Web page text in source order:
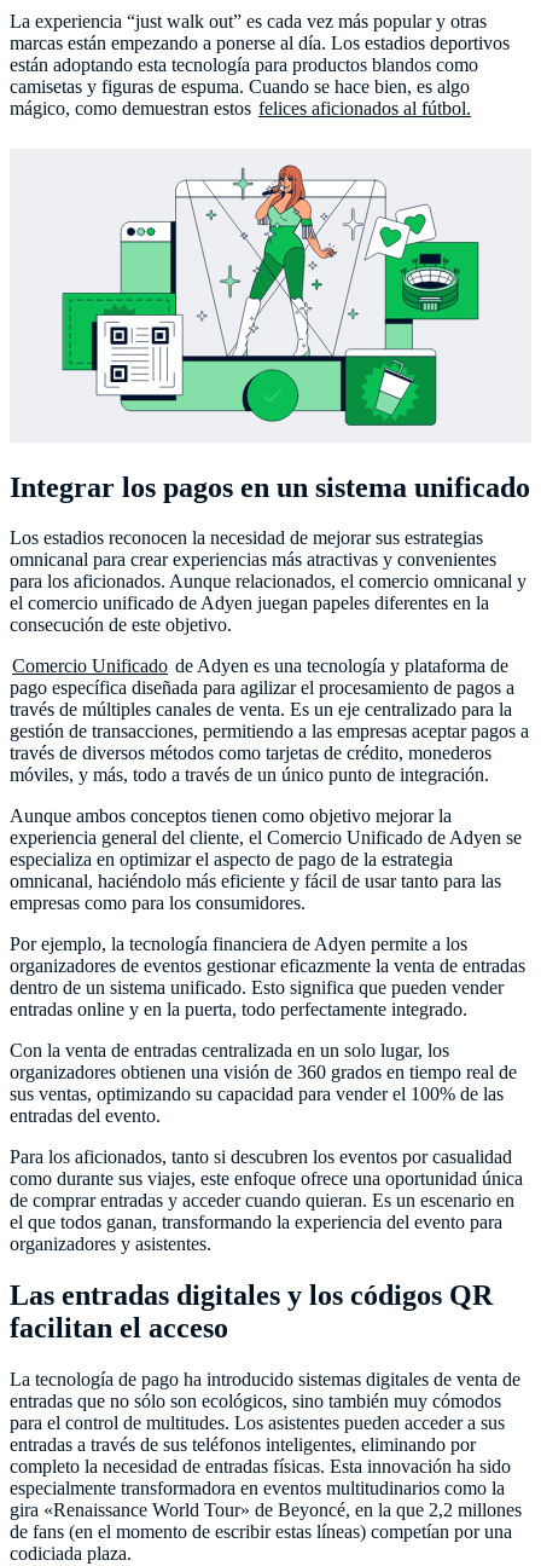
La experiencia “just walk out” es cada vez más popular y otras
marcas están empezando a ponerse al día. Los estadios deportivos
están adoptando esta tecnología para productos blandos como
camisetas y figuras de espuma. Cuando se hace bien, es algo
mágico, como demuestran estos felices aficionados al fútbol.
Integrar los pagos en un sistema unificado
Los estadios reconocen la necesidad de mejorar sus estrategias
omnicanal para crear experiencias más atractivas y convenientes
para los aficionados. Aunque relacionados, el comercio omnicanal y
el comercio unificado de Adyen juegan papeles diferentes en la
consecución de este objetivo.
Comercio Unificado de Adyen es una tecnología y plataforma de
pago específica diseñada para agilizar el procesamiento de pagos a
través de múltiples canales de venta. Es un eje centralizado para la
gestión de transacciones, permitiendo a las empresas aceptar pagos a
través de diversos métodos como tarjetas de crédito, monederos
móviles, y más, todo a través de un único punto de integración.
Aunque ambos conceptos tienen como objetivo mejorar la
experiencia general del cliente, el Comercio Unificado de Adyen se
especializa en optimizar el aspecto de pago de la estrategia
omnicanal, haciéndolo más eficiente y fácil de usar tanto para las
empresas como para los consumidores.
Por ejemplo, la tecnología financiera de Adyen permite a los
organizadores de eventos gestionar eficazmente la venta de entradas
dentro de un sistema unificado. Esto significa que pueden vender
entradas online y en la puerta, todo perfectamente integrado.
Con la venta de entradas centralizada en un solo lugar, los
organizadores obtienen una visión de 360 grados en tiempo real de
sus ventas, optimizando su capacidad para vender el 100% de las
entradas del evento.
Para los aficionados, tanto si descubren los eventos por casualidad
como durante sus viajes, este enfoque ofrece una oportunidad única
de comprar entradas y acceder cuando quieran. Es un escenario en
el que todos ganan, transformando la experiencia del evento para
organizadores y asistentes.
Las entradas digitales y los códigos QR
facilitan el acceso
La tecnología de pago ha introducido sistemas digitales de venta de
entradas que no sólo son ecológicos, sino también muy cómodos
para el control de multitudes. Los asistentes pueden acceder a sus
entradas a través de sus teléfonos inteligentes, eliminando por
completo la necesidad de entradas físicas. Esta innovación ha sido
especialmente transformadora en eventos multitudinarios como la
gira «Renaissance World Tour» de Beyoncé, en la que 2,2 millones
de fans (en el momento de escribir estas líneas) competían por una
codiciada plaza.